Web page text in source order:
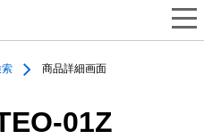
商品詳細画面
01Z